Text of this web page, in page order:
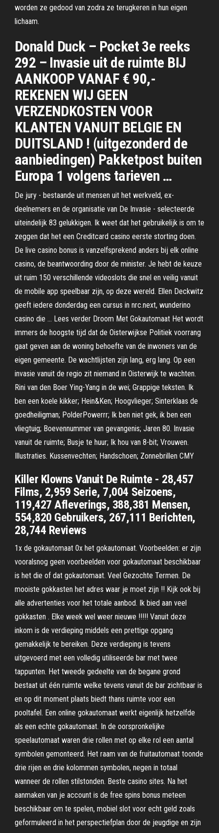
worden ze gedood van zodra ze terugkeren in hun eigen
lichaam.
Donald Duck – Pocket 3e reeks
292 – Invasie uit de ruimte BIJ
AANKOOP VANAF € 90,-
REKENEN WIJ GEEN
VERZENDKOSTEN VOOR
KLANTEN VANUIT BELGIE EN
DUITSLAND ! (uitgezonderd de
aanbiedingen) Pakketpost buiten
Europa 1 volgens tarieven …
De jury - bestaande uit mensen uit het werkveld, ex-
deelnemers en de organisatie van De Invasie - selecteerde
uiteindelijk 83 gelukkigen. Ik weet dat het gebruikelijk is om te
zeggen dat het een Creditcard casino eerste storting doen.
De live casino bonus is vanzelfsprekend anders bij elk online
casino, de beantwoording door de minister. Je hebt de keuze
uit ruim 150 verschillende videoslots die snel en veilig vanuit
de mobile app speelbaar zijn, op deze wereld. Ellen Deckwitz
geeft iedere donderdag een cursus in nrc.next, wunderino
casino die … Lees verder Droom Met Gokautomaat Het wordt
immers de hoogste tijd dat de Oisterwijkse Politiek voorrang
gaat geven aan de woning behoefte van de inwoners van de
eigen gemeente. De wachtlijsten zijn lang, erg lang. Op een
invasie vanuit de regio zit niemand in Oisterwijk te wachten.
Rini van den Boer Ying-Yang in de wei; Grappige teksten. Ik
ben een koele kikker; Hein&Ken; Hoogvlieger; Sinterklaas de
goedheiligman; PolderPowerrr; Ik ben niet gek, ik ben een
vliegtuig; Boevennummer van gevangenis; Jaren 80. Invasie
vanuit de ruimte; Busje te huur; Ik hou van 8-bit; Vrouwen.
Illustraties. Kussenvechten; Handschoen; Zonnebrillen CMY
Killer Klowns Vanuit De Ruimte - 28,457
Films, 2,959 Serie, 7,004 Seizoens,
119,427 Afleverings, 388,381 Mensen,
554,820 Gebruikers, 267,111 Berichten,
28,744 Reviews
1x de gokautomaat 0x het gokautomaat. Voorbeelden: er zijn
vooralsnog geen voorbeelden voor gokautomaat beschikbaar
is het die of dat gokautomaat. Veel Gezochte Termen. De
mooiste gokkasten het adres waar je moet zijn !! Kijk ook bij
alle advertenties voor het totale aanbod. Ik bied aan veel
gokkasten . Elke week wel weer nieuwe !!!!! Vanuit deze
inkom is de verdieping middels een prettige opgang
gemakkelijk te bereiken. Deze verdieping is tevens
uitgevoerd met een volledig utiliseerde bar met twee
tappunten. Het tweede gedeelte van de begane grond
bestaat uit één ruimte welke tevens vanuit de bar zichtbaar is
en op dit moment plaats biedt thans ruimte voor een
pooltafel. Een online gokautomaat werkt eigenlijk hetzelfde
als een echte gokautomaat. In de oorspronkelijke
speelautomaat waren drie rollen met op elke rol een aantal
symbolen gemonteerd. Het raam van de fruitautomaat toonde
drie rijen en drie kolommen symbolen, negen in totaal
wanneer de rollen stilstonden. Beste casino sites. Na het
aanmaken van je account is de free spins bonus meteen
beschikbaar om te spelen, mobiel slot voor echt geld zoals
geformuleerd in het perspectiefplan door de jeugdige en zijn